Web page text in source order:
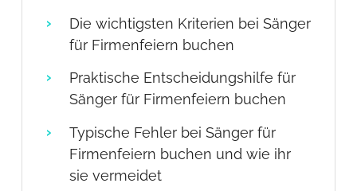
Die wichtigsten Kriterien bei Sänger
für Firmenfeiern buchen
Praktische Entscheidungshilfe für
Sänger für Firmenfeiern buchen
Typische Fehler bei Sänger für
Firmenfeiern buchen und wie ihr
sie vermeidet